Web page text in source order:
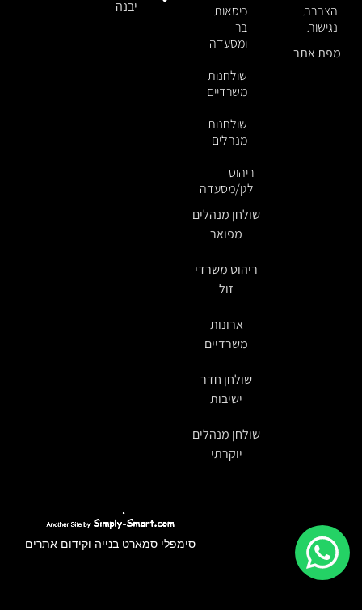
יבנה
כיסאות
בר
ומסעדה
שולחנות
משרדיים
שולחנות
מנהלים
ריהוט
לגן/מסעדה
שולחן מנהלים
מפואר
ריהוט משרדי
זול
ארונות
משרדיים
שולחן חדר
ישיבות
שולחן מנהלים
יוקרתי
הצהרת
נגישות
מפת אתר
סימפלי סמארט בנייה וקידום אתרים